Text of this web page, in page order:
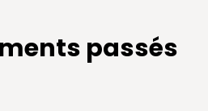
passés